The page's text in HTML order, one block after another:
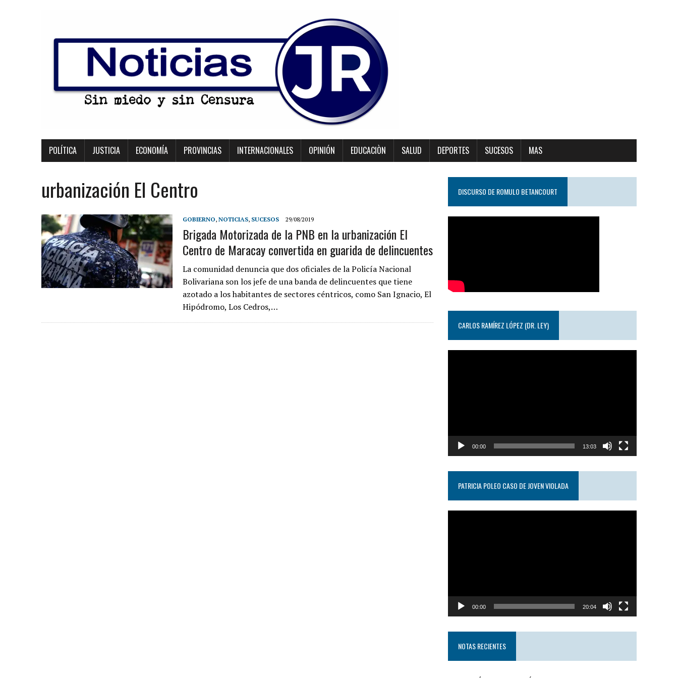
POLÍTICA JUSTICIA ECONOMÍA PROVINCIAS INTERNACIONALES OPINIÓN EDUCACIÒN SALUD DEPORTES SUCESOS MAS
urbanización El Centro
GOBIERNO, NOTICIAS, SUCESOS 29/08/2019
Brigada Motorizada de la PNB en la urbanización El
Centro de Maracay convertida en guarida de delincuentes
La comunidad denuncia que dos oficiales de la Policía Nacional
Bolivariana son los jefe de una banda de delincuentes que tiene
azotado a los habitantes de sectores céntricos, como San Ignacio, El
Hipódromo, Los Cedros,…
DISCURSO DE ROMULO BETANCOURT
CARLOS RAMÍREZ LÓPEZ (DR. LEY)
00:00 13:03
PATRICIA POLEO CASO DE JOVEN VIOLADA
00:00 20:04
NOTAS RECIENTES